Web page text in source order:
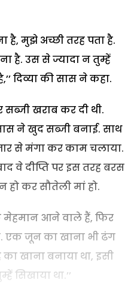
है, मुझे अच्छी तरह पता है.
है. उस से ज्यादा न तुम्हें
दिव्या की सास ने कहा.
खराब कर दी थी.
ने खुद सब्जी बनाई. साथ
से मंगा कर काम चलाया.
वे दीप्ति पर इस तरह बरस
हो कर सौतेली मां हो.
मेहमान आने वाले हैं, फिर
एक जून का खाना भी ढंग
खाना बनाया था, इसी
सिखाया था.’’